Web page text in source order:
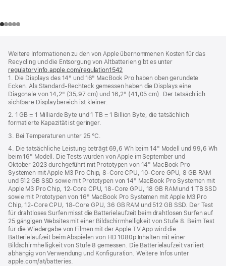
Weitere Informationen zu den von Apple übernommenen Kosten für das
Recycling und die Entsorgung von Altbatterien gibt es unter
regulatoryinfo.apple.com/regulation1542
ein
neues
Fenster)
1. Die Displays des 14" und 16" MacBook Pro haben oben gerundete
Ecken. Als Standard-Rechteck gemessen haben die Displays eine
Diagonale von 14,2" (35,97 cm) und 16,2" (41,05 cm). Der tatsächlich
sichtbare Displaybereich ist kleiner.
2. 1 GB = 1 Milliarde Byte und 1 TB = 1 Billion Byte, die tatsächlich
formatierte Kapazität ist geringer.
3. Bei Temperaturen unter 25 °C.
4. Die tatsächliche Leistung beträgt 69,6 Wh beim 14" Modell und 99,6 Wh
beim 16" Modell. Die Tests wurden von Apple im September und
Oktober 2023 durchgeführt mit Prototypen von 14" MacBook Pro
Systemen mit Apple M3 Pro Chip, 8‑Core CPU, 10‑Core GPU, 8 GB RAM
und 512 GB SSD sowie mit Prototypen von 14" MacBook Pro Systemen mit
Apple M3 Pro Chip, 12‑Core CPU, 18‑Core GPU, 18 GB RAM und 1 TB SSD
sowie mit Prototypen von 16" MacBook Pro Systemen mit Apple M3 Pro
Chip, 12‑Core CPU, 18‑Core GPU, 36 GB RAM und 512 GB SSD. Der Test
für drahtloses Surfen misst die Batterielaufzeit beim drahtlosen Surfen auf
25 gängigen Websites mit einer Bildschirmhelligkeit von Stufe 8. Beim Test
für die Wiedergabe von Filmen mit der Apple TV App wird die
Batterielaufzeit beim Abspielen von HD 1080p Inhalten mit einer
Bildschirmhelligkeit von Stufe 8 gemessen. Die Batterielaufzeit variiert
abhängig von Verwendung und Konfiguration. Weitere Infos unter
apple.com/at/batteries.